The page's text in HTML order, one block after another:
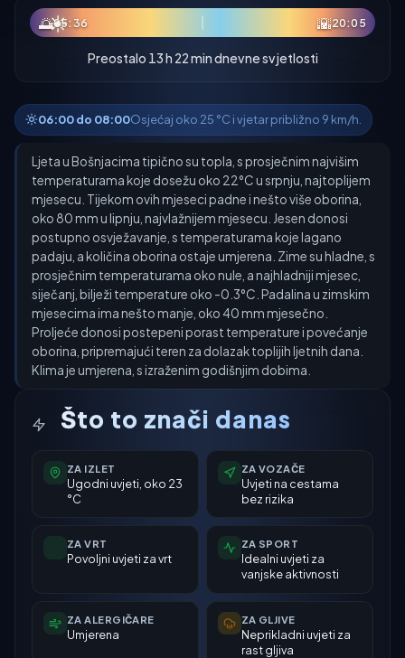
🌅05:36
☀ 🌇20:05
Preostalo 13 h 22 min dnevne svjetlosti
06:00 do 08:00Osjećaj oko 25 °C i vjetar približno 9 km/h.
Ljeta u Bošnjacima tipično su topla, s prosječnim najvišim
temperaturama koje dosežu oko 22°C u srpnju, najtoplijem
mjesecu. Tijekom ovih mjeseci padne i nešto više oborina,
oko 80 mm u lipnju, najvlažnijem mjesecu. Jesen donosi
postupno osvježavanje, s temperaturama koje lagano
padaju, a količina oborina ostaje umjerena. Zime su hladne, s
prosječnim temperaturama oko nule, a najhladniji mjesec,
siječanj, bilježi temperature oko -0.3°C. Padalina u zimskim
mjesecima ima nešto manje, oko 40 mm mjesečno.
Proljeće donosi postepeni porast temperature i povećanje
oborina, pripremajući teren za dolazak toplijih ljetnih dana.
Klima je umjerena, s izraženim godišnjim dobima.
Što to znači danas
ZA IZLET
Ugodni uvjeti, oko 23
°C
ZA VOZAČE
Uvjeti na cestama
bez rizika
ZA VRT
Povoljni uvjeti za vrt
ZA SPORT
Idealni uvjeti za
vanjske aktivnosti
ZA ALERGIČARE
Umjerena
ZA GLJIVE
Neprikladni uvjeti za
rast gljiva